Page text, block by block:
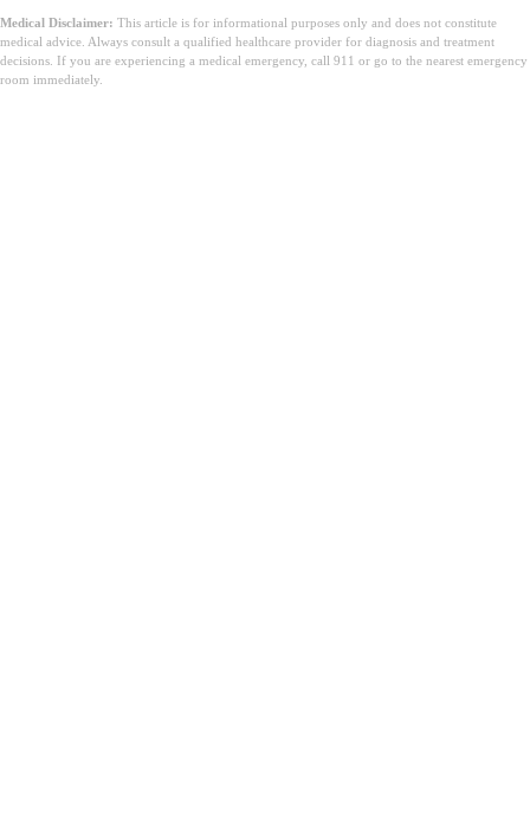
Medical Disclaimer: This article is for informational purposes only and does not constitute
medical advice. Always consult a qualified healthcare provider for diagnosis and treatment
decisions. If you are experiencing a medical emergency, call 911 or go to the nearest emergency
room immediately.